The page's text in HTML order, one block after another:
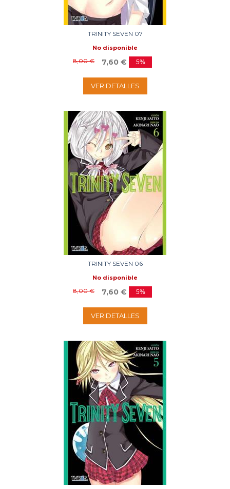
TRINITY SEVEN 07
No disponible
8,00 € 7,60 € 5%
VER DETALLES
TRINITY SEVEN 06
No disponible
8,00 € 7,60 € 5%
VER DETALLES